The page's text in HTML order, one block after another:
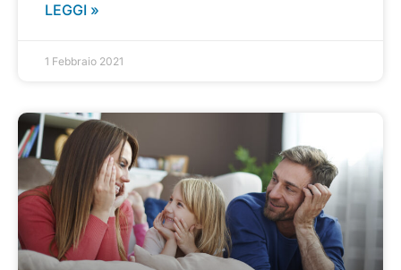
LEGGI »
1 Febbraio 2021